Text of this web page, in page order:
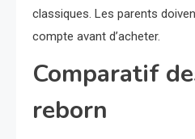
classiques. Les parents
compte avant d’acheter.
Comparatif
reborn